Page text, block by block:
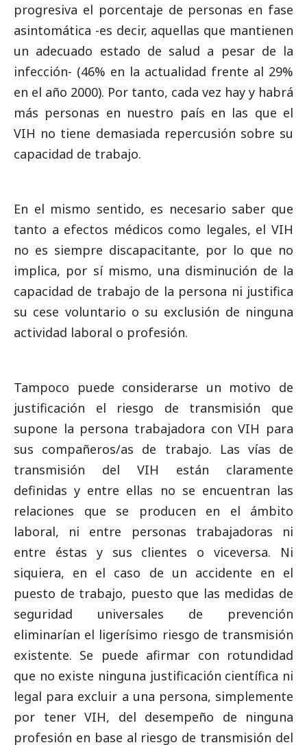
progresiva el porcentaje de personas en fase
asintomática -es decir, aquellas que mantienen
un adecuado estado de salud a pesar de la
infección- (46% en la actualidad frente al 29%
en el año 2000). Por tanto, cada vez hay y habrá
más personas en nuestro país en las que el
VIH no tiene demasiada repercusión sobre su
capacidad de trabajo.
En el mismo sentido, es necesario saber que
tanto a efectos médicos como legales, el VIH
no es siempre discapacitante, por lo que no
implica, por sí mismo, una disminución de la
capacidad de trabajo de la persona ni justifica
su cese voluntario o su exclusión de ninguna
actividad laboral o profesión.
Tampoco puede considerarse un motivo de
justificación el riesgo de transmisión que
supone la persona trabajadora con VIH para
sus compañeros/as de trabajo. Las vías de
transmisión del VIH están claramente
definidas y entre ellas no se encuentran las
relaciones que se producen en el ámbito
laboral, ni entre personas trabajadoras ni
entre éstas y sus clientes o viceversa. Ni
siquiera, en el caso de un accidente en el
puesto de trabajo, puesto que las medidas de
seguridad universales de prevención
eliminarían el ligerísimo riesgo de transmisión
existente. Se puede afirmar con rotundidad
que no existe ninguna justificación científica ni
legal para excluir a una persona, simplemente
por tener VIH, del desempeño de ninguna
profesión en base al riesgo de transmisión del